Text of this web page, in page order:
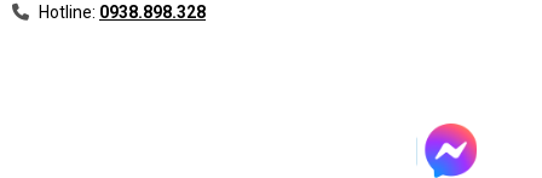
Hotline: 0938.898.328